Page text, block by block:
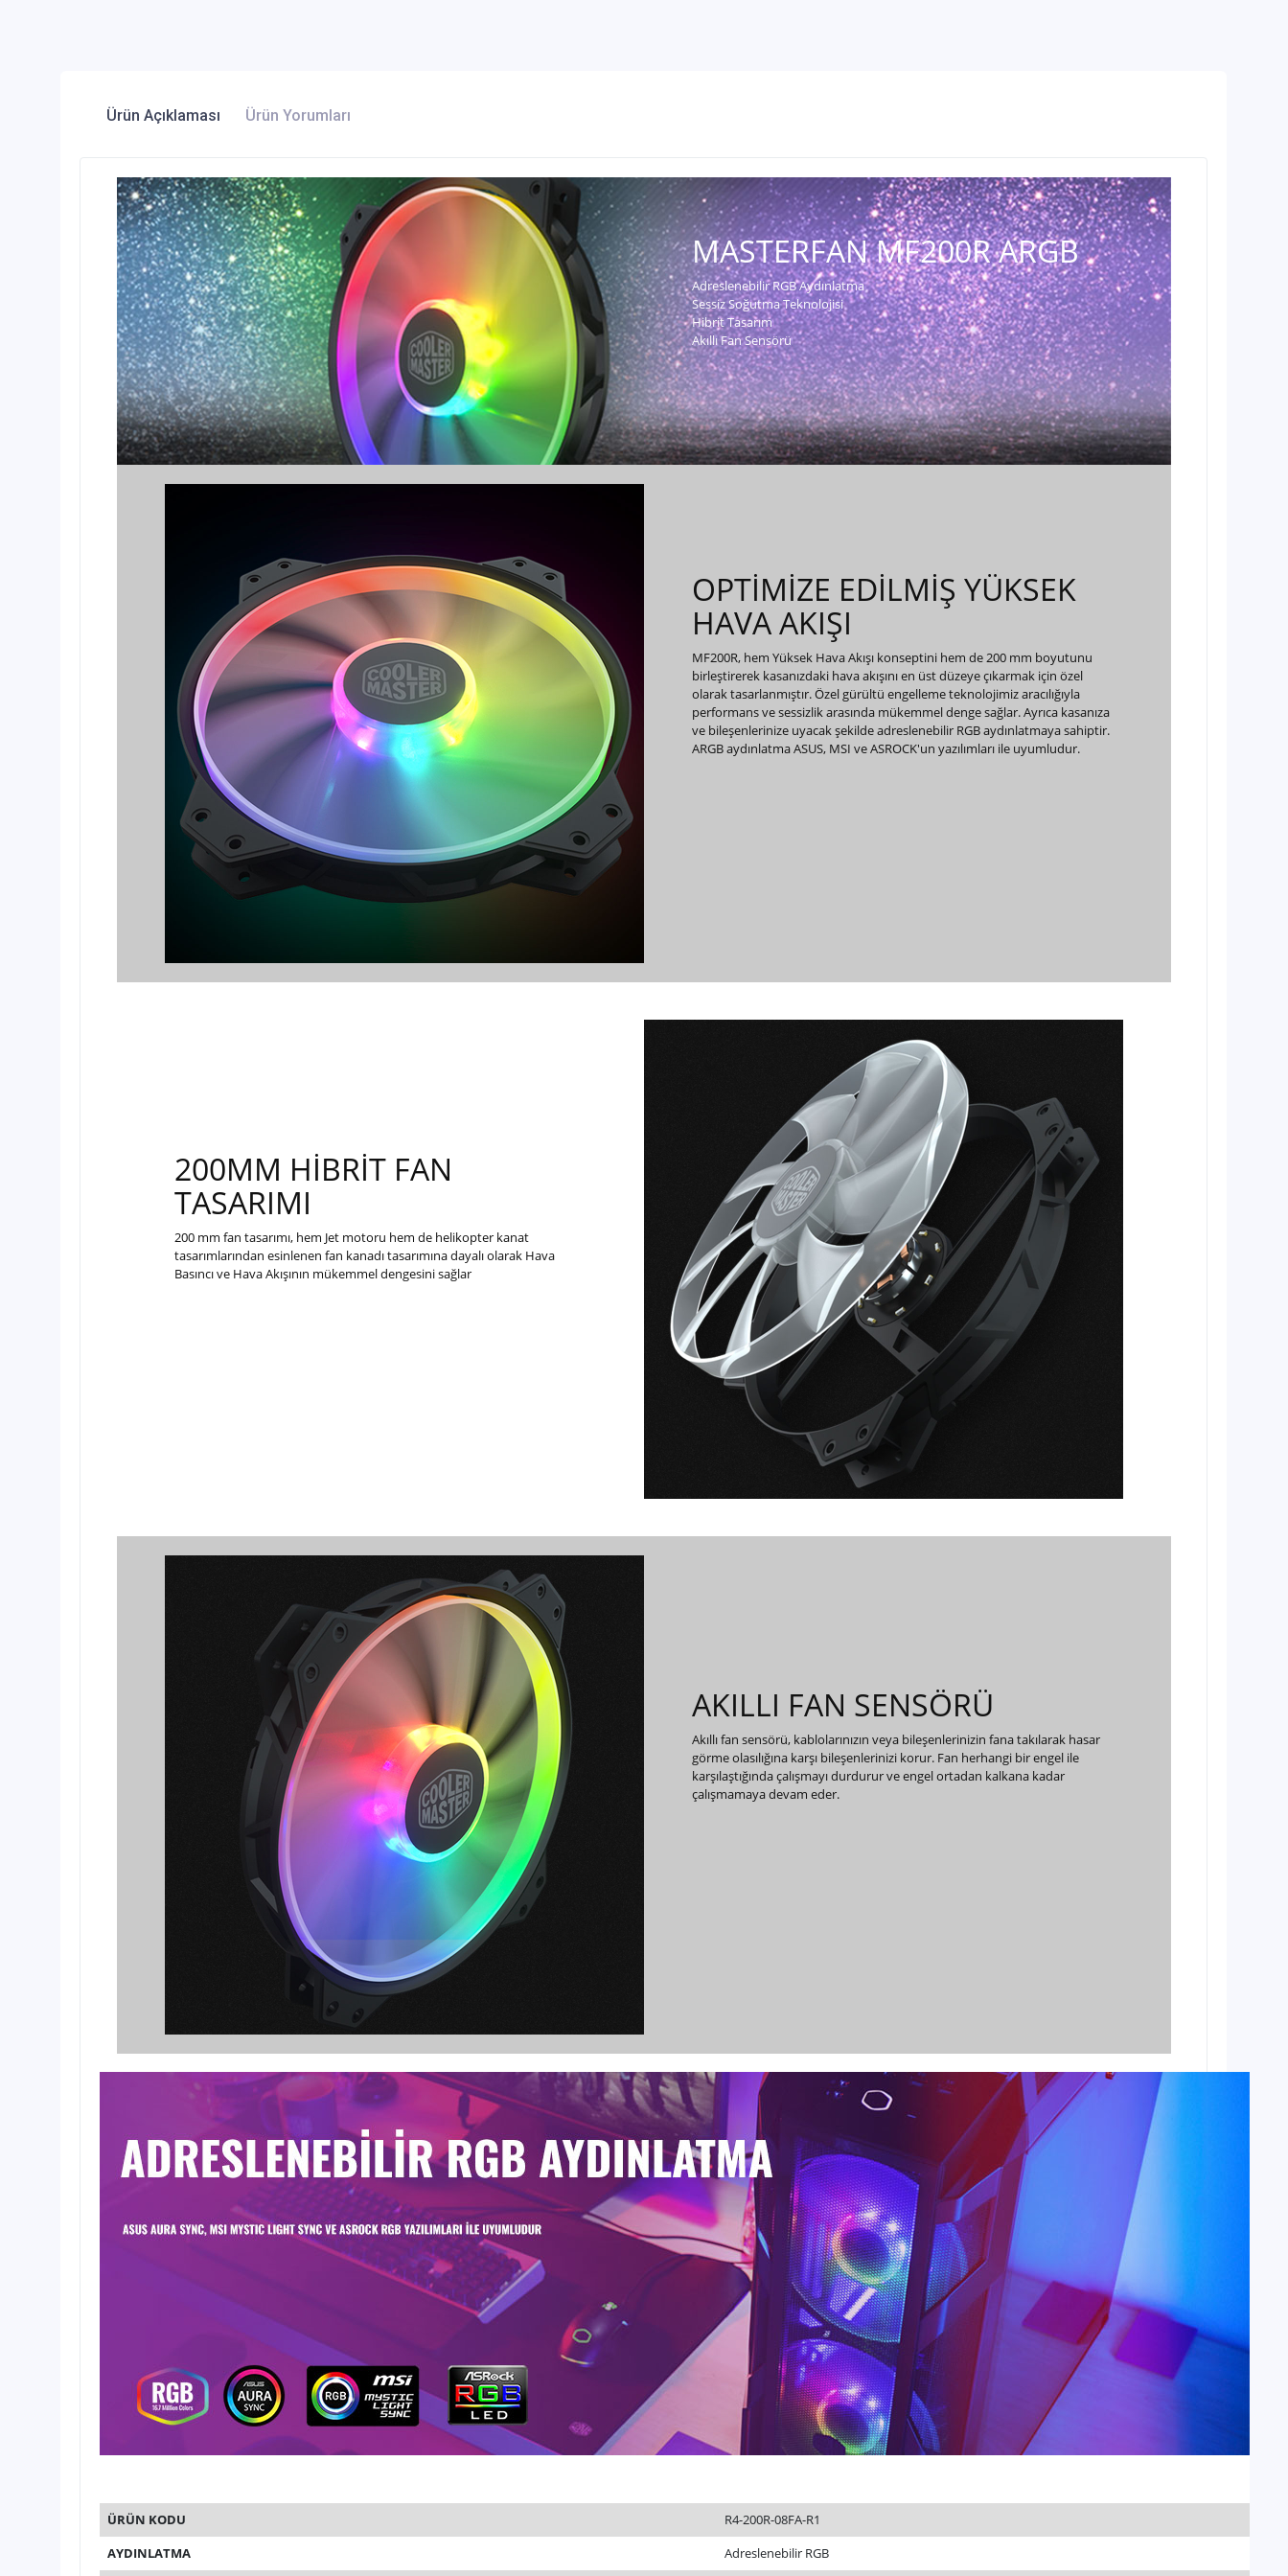
Ürün Açıklaması Ürün Yorumları
MASTERFAN MF200R ARGB
Adreslenebilir RGB Aydınlatma
Sessiz Soğutma Teknolojisi
Hibrit Tasarım
Akıllı Fan Sensörü
OPTİMİZE EDİLMİŞ YÜKSEK
HAVA AKIŞI
MF200R, hem Yüksek Hava Akışı konseptini hem de 200 mm boyutunu
birleştirerek kasanızdaki hava akışını en üst düzeye çıkarmak için özel
olarak tasarlanmıştır. Özel gürültü engelleme teknolojimiz aracılığıyla
performans ve sessizlik arasında mükemmel denge sağlar. Ayrıca kasanıza
ve bileşenlerinize uyacak şekilde adreslenebilir RGB aydınlatmaya sahiptir.
ARGB aydınlatma ASUS, MSI ve ASROCK'un yazılımları ile uyumludur.
200MM HİBRİT FAN
TASARIMI
200 mm fan tasarımı, hem Jet motoru hem de helikopter kanat
tasarımlarından esinlenen fan kanadı tasarımına dayalı olarak Hava
Basıncı ve Hava Akışının mükemmel dengesini sağlar
AKILLI FAN SENSÖRÜ
Akıllı fan sensörü, kablolarınızın veya bileşenlerinizin fana takılarak hasar
görme olasılığına karşı bileşenlerinizi korur. Fan herhangi bir engel ile
karşılaştığında çalışmayı durdurur ve engel ortadan kalkana kadar
çalışmamaya devam eder.
ÜRÜN KODU
R4-200R-08FA-R1
AYDINLATMA
Adreslenebilir RGB